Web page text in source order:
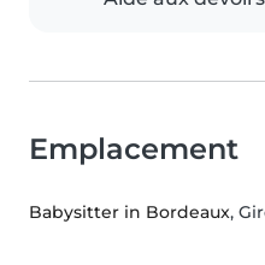
Emplacement
Babysitter in Bordeaux,